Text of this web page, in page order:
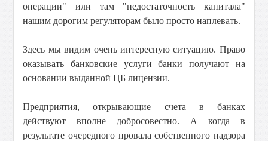
операции" или там "недостаточность капитала"
нашим дорогим регуляторам было просто наплевать.
Здесь мы видим очень интересную ситуацию. Право
оказывать банковские услуги банки получают на
основании выданной ЦБ лицензии.
Предприятия, открывающие счета в банках
действуют вполне добросовестно. А когда в
результате очередного провала собственного надзора